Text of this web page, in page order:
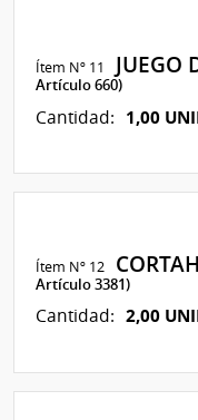
Ítem Nº 11 JUEGO
Artículo 660)
Cantidad: 1,00
Ítem Nº 12
Artículo 3381)
Cantidad: 2,00